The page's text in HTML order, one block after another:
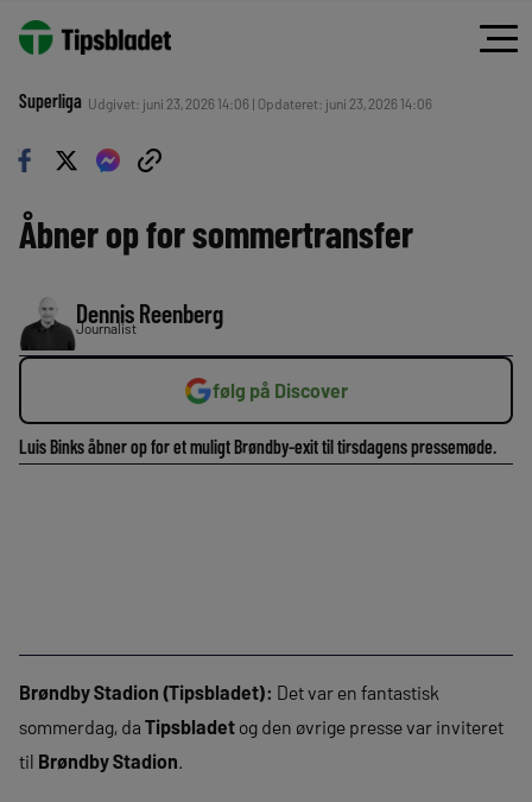
Superliga Udgivet: juni 23, 2026 14:06 | Opdateret: juni 23, 2026 14:06
Åbner op for sommertransfer
Dennis Reenberg
Journalist
følg på Discover
Luis Binks åbner op for et muligt Brøndby-exit til tirsdagens pressemøde.
Brøndby Stadion (Tipsbladet): Det var en fantastisk
sommerdag, da Tipsbladet og den øvrige presse var inviteret
til Brøndby Stadion.